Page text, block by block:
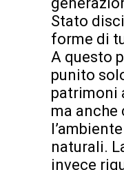
Stato
forme di
A questo
punito
patrimoni
ma anche
naturali.
invece